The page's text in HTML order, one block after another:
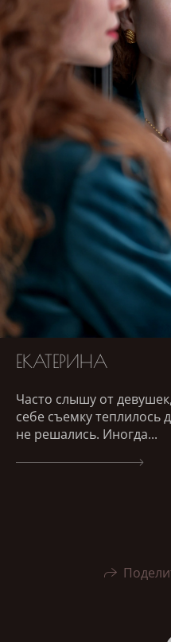
ЕКАТЕРИНА
Часто слышу от
себе съемку теплилось
не решались. Иногда...